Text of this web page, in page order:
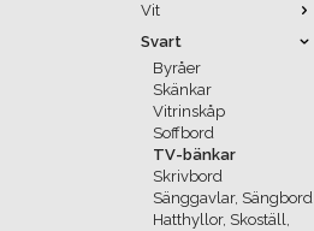
Vit
Svart
Byråer
Skänkar
Vitrinskåp
Soffbord
TV-bänkar
Skrivbord
Sänggavlar, Sängbord
Hatthyllor, Skoställ,